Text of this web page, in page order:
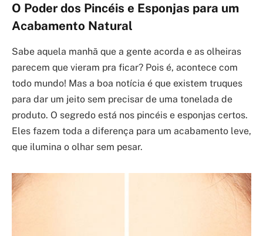
O Poder dos Pincéis e Esponjas para um
Acabamento Natural
Sabe aquela manhã que a gente acorda e as olheiras
parecem que vieram pra ficar? Pois é, acontece com
todo mundo! Mas a boa notícia é que existem truques
para dar um jeito sem precisar de uma tonelada de
produto. O segredo está nos pincéis e esponjas certos.
Eles fazem toda a diferença para um acabamento leve,
que ilumina o olhar sem pesar.